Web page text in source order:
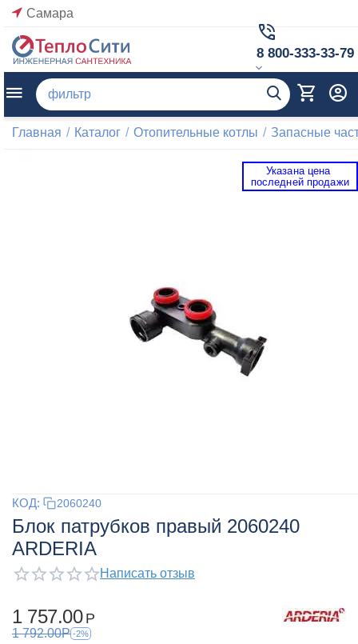
Самара
8 800-333-33-79
Главная / Каталог / Отопительные котлы / Запасные
Указана цена
последней продажи
КОД: 2060240
Блок патрубков правый 2060240
ARDERIA
Написать отзыв
1 757.00 Р
1 792.00Р -2%